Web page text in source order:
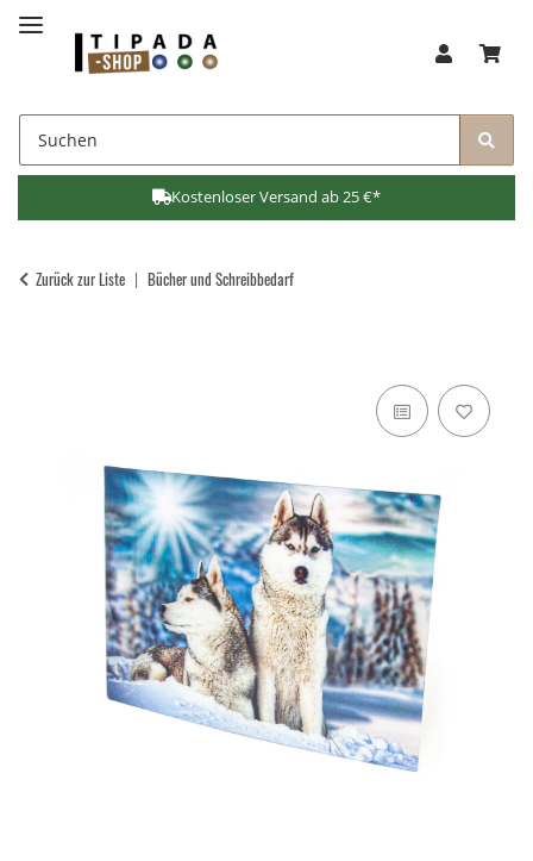
Kostenloser Versand ab 25 €*
Zurück zur Liste Bücher und Schreibbedarf